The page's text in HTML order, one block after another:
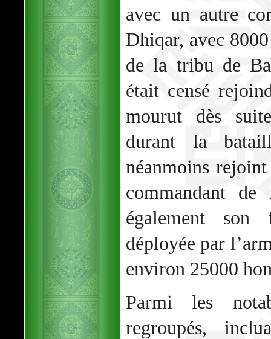
avec un autre
Dhiqar, avec
de la tribu de
était censé
mourut dès
durant la
néanmoins
commandant
également
déployée par
environ 25000
Parmi les
regroupés,